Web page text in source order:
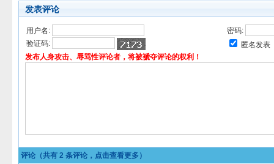
发表评论
用户名:
密码:
验证码:
匿名发表
发布人身攻击、辱骂性评论者，将被褫夺评论的权利！
评论（共有 2 条评论，点击查看更多）